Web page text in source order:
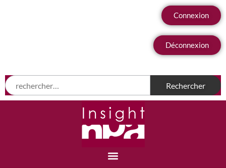
Connexion
Déconnexion